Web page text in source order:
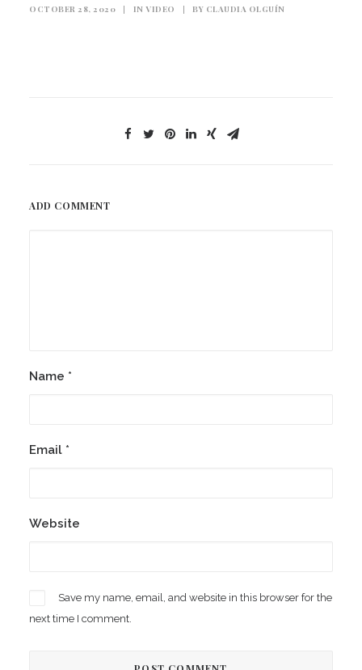
OCTOBER 28, 2020 | IN VIDEO | BY CLAUDIA OLGUÍN
ADD COMMENT
Name *
Email *
Website
Save my name, email, and website in this browser for the
next time I comment.